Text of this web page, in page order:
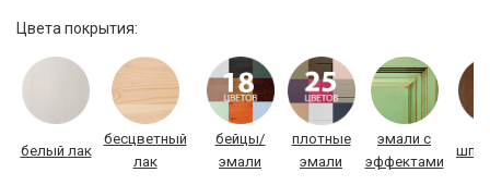
Цвета покрытия:
белый лак
бесцветный
лак
бейцы/
эмали
плотные
эмали
эмали с
эффектами